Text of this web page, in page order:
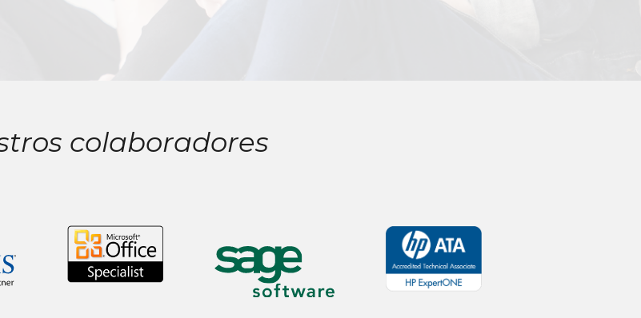
colaboradores